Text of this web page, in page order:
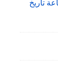
تاريخ